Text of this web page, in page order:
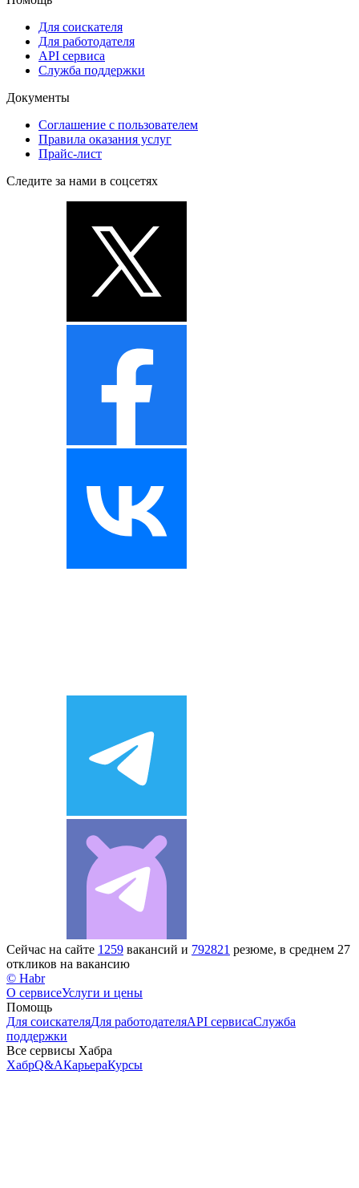
Для соискателя
Для работодателя
API сервиса
Служба поддержки
Документы
Соглашение с пользователем
Правила оказания услуг
Прайс-лист
Следите за нами в соцсетях
Сейчас на сайте 1259 вакансий и 792821 резюме, в среднем 27
откликов на вакансию
© Habr
О сервисеУслуги и цены
Помощь
Для соискателяДля работодателяAPI сервисаСлужба
поддержки
Все сервисы Хабра
ХабрQ&AКарьераКурсы